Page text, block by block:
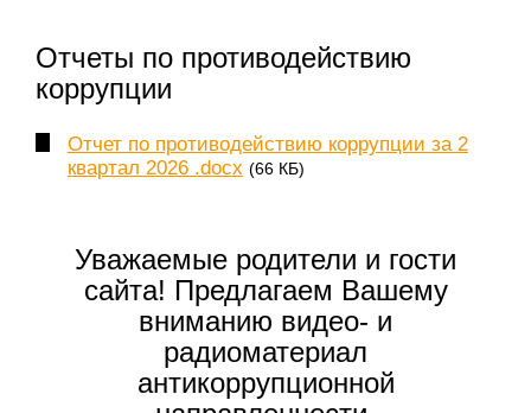
Отчеты по противодействию
коррупции
Отчет по противодействию коррупции за 2
квартал 2026 .docx (66 КБ)
Уважаемые родители и гости
сайта! Предлагаем Вашему
вниманию видео- и
радиоматериал
антикоррупционной